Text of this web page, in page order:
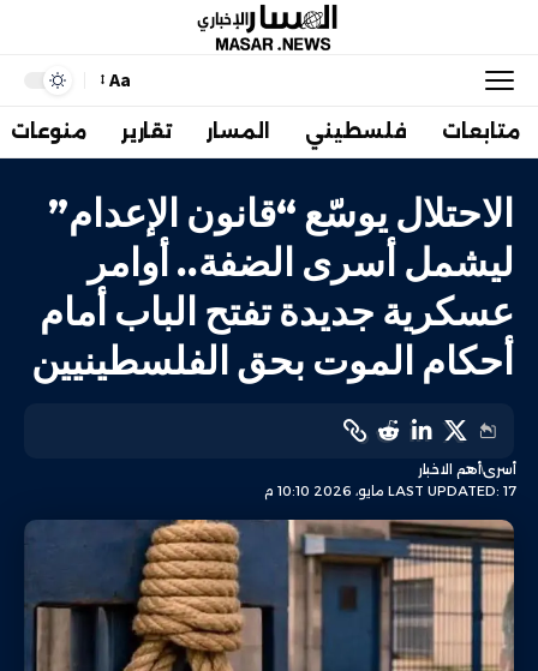
Aa
متابعات فلسطيني المسار تقارير منوعات
الاحتلال يوسّع “قانون الإعدام”
ليشمل أسرى الضفة.. أوامر
عسكرية جديدة تفتح الباب أمام
أحكام الموت بحق الفلسطينيين
LAST UPDATED: 17 مايو، 2026 10:10 م
أسرىأهم الاخبار